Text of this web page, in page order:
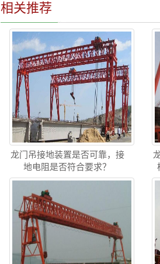
相关推荐
龙门吊接地装置是否可靠，接
地电阻是否符合要求？